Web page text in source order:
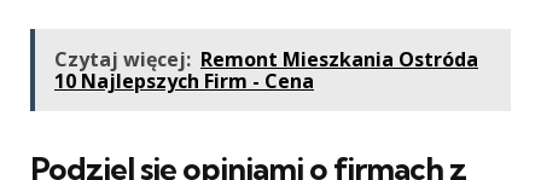
Czytaj więcej: Remont Mieszkania Ostróda
10 Najlepszych Firm - Cena
Podziel się opiniami o firmach z